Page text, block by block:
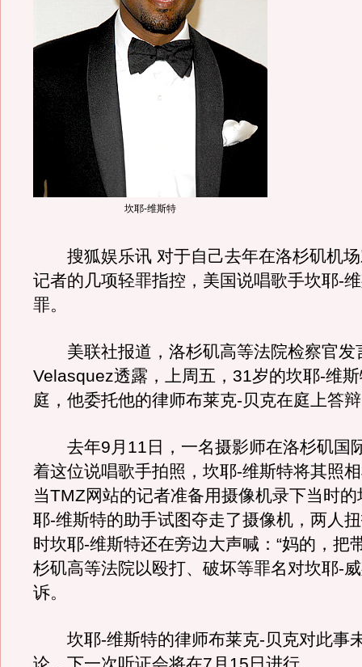
坎耶-维斯特
搜狐娱乐讯 对于自己去年在洛杉矶机场
记者的几项轻罪指控，美国说唱歌手坎耶-
罪。
美联社报道，洛杉矶高等法院检察官发
Velasquez透露，上周五，31岁的坎耶-维
庭，他委托他的律师布莱克-贝克在庭上答
去年9月11日，一名摄影师在洛杉矶国
着这位说唱歌手拍照，坎耶-维斯特将其照
当TMZ网站的记者准备用摄像机录下当时
耶-维斯特的助手试图夺走了摄像机，两人
时坎耶-维斯特还在旁边大声喊：“妈的，把
杉矶高等法院以殴打、破坏等罪名对坎耶-
诉。
坎耶-维斯特的律师布莱克-贝克对此事